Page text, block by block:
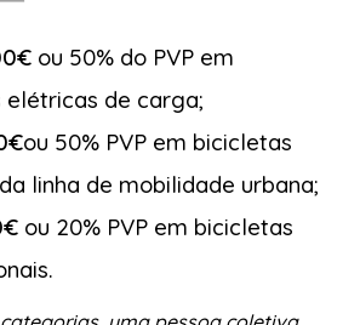
ou 50% do PVP em
elétricas de carga;
ou 50% PVP em bicicletas
linha de mobilidade urbana;
ou 20% PVP em bicicletas